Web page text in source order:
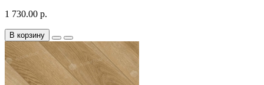
1 730.00 р.
В корзину